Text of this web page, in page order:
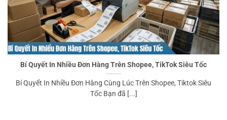
Bí Quyết In Nhiều Đơn Hàng Trên Shopee, TikTok Siêu Tốc
Bí Quyết In Nhiều Đơn Hàng Cùng Lúc Trên Shopee, Tiktok Siêu
Tốc Bạn đã [...]